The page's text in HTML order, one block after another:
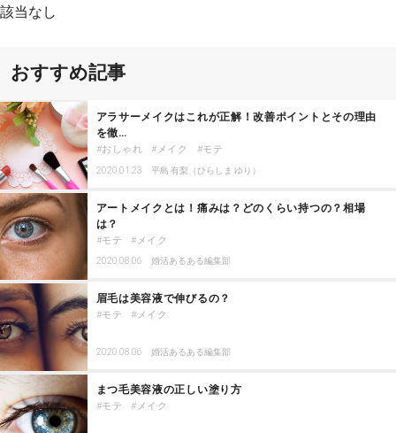
該当なし
おすすめ記事
アラサーメイクはこれが正解！改善ポイントとその理由
を徹…
おしゃれ メイク モテ
2020.01.23 平島 有梨（ひらしま ゆり）
アートメイクとは！痛みは？どのくらい持つの？相場
は？
モテ メイク
2020.08.06 婚活あるある編集部
眉毛は美容液で伸びるの？
モテ メイク
2020.08.06 婚活あるある編集部
まつ毛美容液の正しい塗り方
モテ メイク